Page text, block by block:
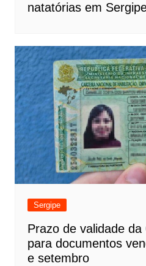
natatórias em
Sergipe
Prazo de validade
para documentos
e setembro